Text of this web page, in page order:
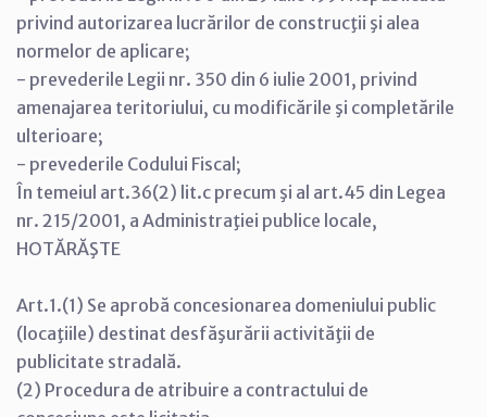
privind autorizarea lucrărilor de construcţii şi alea
normelor de aplicare;
- prevederile Legii nr. 350 din 6 iulie 2001, privind
amenajarea teritoriului, cu modificările şi completările
ulterioare;
- prevederile Codului Fiscal;
În temeiul art.36(2) lit.c precum şi al art.45 din Legea
nr. 215/2001, a Administraţiei publice locale,
HOTĂRĂŞTE
Art.1.(1) Se aprobă concesionarea domeniului public
(locaţiile) destinat desfăşurării activităţii de
publicitate stradală.
(2) Procedura de atribuire a contractului de